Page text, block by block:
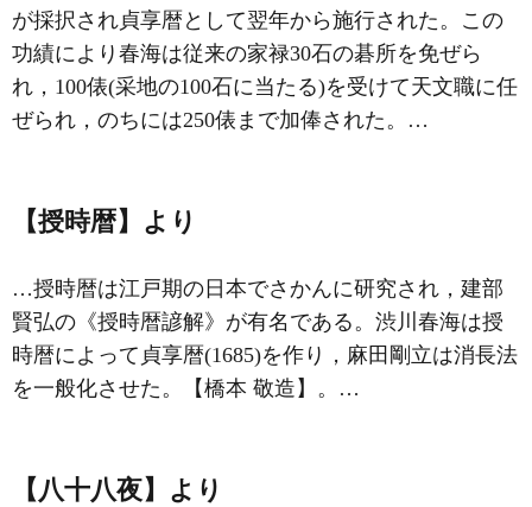
が採択され貞享暦 として翌年から施行された。この
功績により春海は従来の家禄30石の碁所を免ぜら
れ，100俵(采地の100石に当たる)を受けて天文職に任
ぜられ，のちには250俵まで加俸された。…
【授時暦】より
…授時暦は江戸期の日本でさかんに研究され，建部
賢弘の《授時暦諺解》が有名である。渋川春海は授
時暦によって貞享暦(1685)を作り，麻田剛立は消長法
を一般化させた。【橋本 敬造】。…
【八十八夜】より